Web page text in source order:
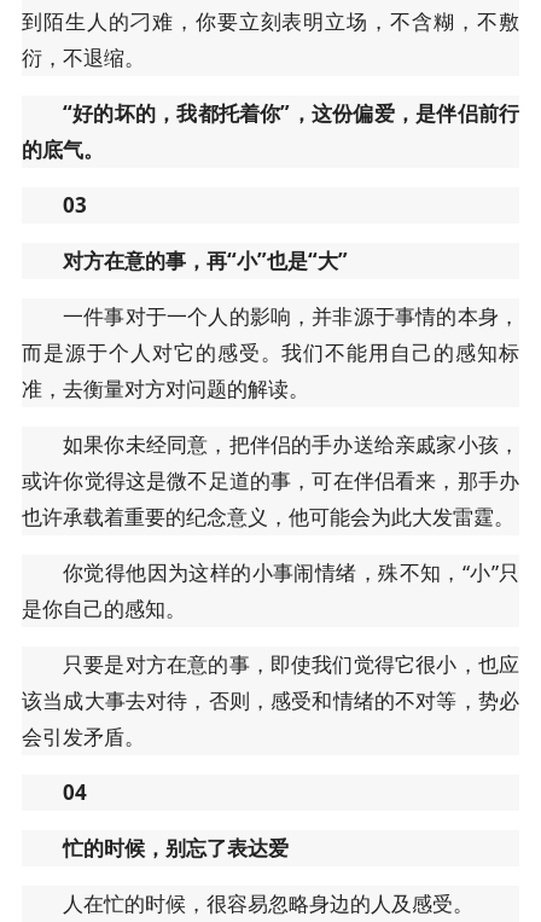
到陌生人的刁难，你要立刻表明立场，不含糊，不敷
衍，不退缩。
“好的坏的，我都托着你”，这份偏爱，是伴侣前行
的底气。
03
对方在意的事，再“小”也是“大”
一件事对于一个人的影响，并非源于事情的本身，
而是源于个人对它的感受。我们不能用自己的感知标
准，去衡量对方对问题的解读。
如果你未经同意，把伴侣的手办送给亲戚家小孩，
或许你觉得这是微不足道的事，可在伴侣看来，那手办
也许承载着重要的纪念意义，他可能会为此大发雷霆。
你觉得他因为这样的小事闹情绪，殊不知，“小”只
是你自己的感知。
只要是对方在意的事，即使我们觉得它很小，也应
该当成大事去对待，否则，感受和情绪的不对等，势必
会引发矛盾。
04
忙的时候，别忘了表达爱
人在忙的时候，很容易忽略身边的人及感受。